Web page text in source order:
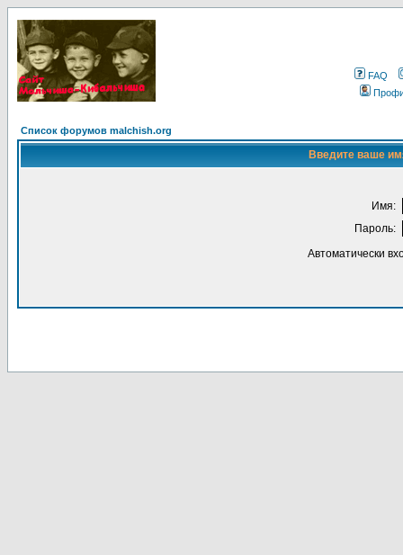
FAQ
Список форумов malchish.org
Введите ваше
Имя:
Пароль:
Автоматически